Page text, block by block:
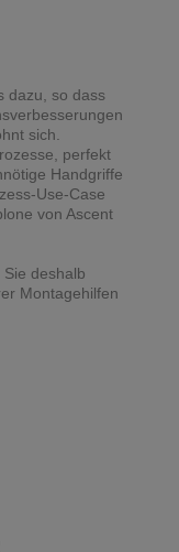
dazu, so dass
sich.
perfekt
Handgriffe
Use-Case
von Ascent
deshalb
Montagehilfen